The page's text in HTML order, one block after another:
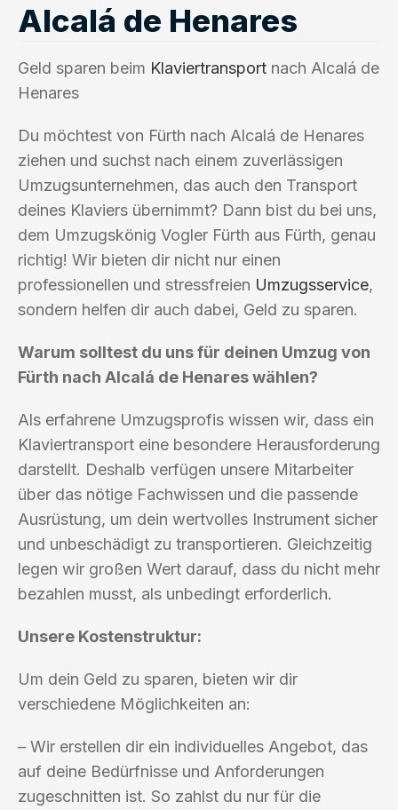
Alcalá de Henares
Geld sparen beim Klaviertransport nach Alcalá de
Henares
Du möchtest von Fürth nach Alcalá de Henares
ziehen und suchst nach einem zuverlässigen
Umzugsunternehmen, das auch den Transport
deines Klaviers übernimmt? Dann bist du bei uns,
dem Umzugskönig Vogler Fürth aus Fürth, genau
richtig! Wir bieten dir nicht nur einen
professionellen und stressfreien Umzugsservice,
sondern helfen dir auch dabei, Geld zu sparen.
Warum solltest du uns für deinen Umzug von
Fürth nach Alcalá de Henares wählen?
Als erfahrene Umzugsprofis wissen wir, dass ein
Klaviertransport eine besondere Herausforderung
darstellt. Deshalb verfügen unsere Mitarbeiter
über das nötige Fachwissen und die passende
Ausrüstung, um dein wertvolles Instrument sicher
und unbeschädigt zu transportieren. Gleichzeitig
legen wir großen Wert darauf, dass du nicht mehr
bezahlen musst, als unbedingt erforderlich.
Unsere Kostenstruktur:
Um dein Geld zu sparen, bieten wir dir
verschiedene Möglichkeiten an:
– Wir erstellen dir ein individuelles Angebot, das
auf deine Bedürfnisse und Anforderungen
zugeschnitten ist. So zahlst du nur für die